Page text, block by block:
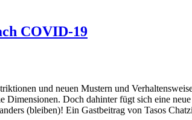
COVID-19
und neuen Mustern und
Doch dahinter fügt sich eine
(bleiben)! Ein Gastbeitrag von Tasos